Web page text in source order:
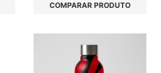
COMPARAR PRODUTO